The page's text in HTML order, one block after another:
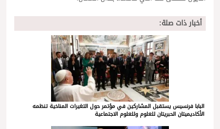
أخبار ذات صلة:
البابا فرنسيس يستقبل المشاركين في مؤتمر حول التغيرات المناخية تنظمه
الأكاديميتان الحبريتان للعلوم وللعلوم الاجتماعية